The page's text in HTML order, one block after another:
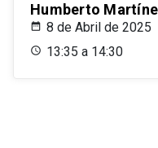
Humberto
8 de Abril de 2025
13:35 a 14:30